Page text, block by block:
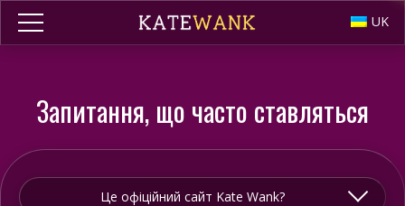
Запитання, що часто ставляться
Це офіційний сайт Kate Wank?
UK